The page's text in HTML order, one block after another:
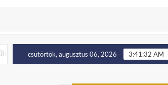
felállítását! Putyin: Ukrajna nyugati
csütörtök, augusztus 06, 2026 3:41:33 AM